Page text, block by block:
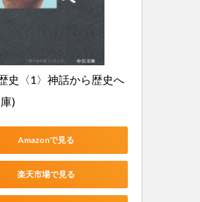
史〈1〉神話から歴史へ
)
Amazonで見る
楽天市場で見る